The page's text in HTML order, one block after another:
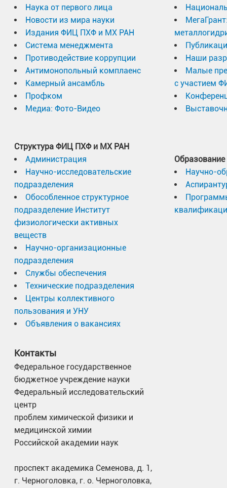
Наука от первого лица
Новости из мира науки
Издания ФИЦ ПХФ и МХ РАН
Система менеджмента
Противодействие коррупции
Антимонопольный комплаенс
Камерный ансамбль
Профком
Медиа: Фото-Видео
Структура ФИЦ ПХФ и МХ РАН
Администрация
Научно-исследовательские
подразделения
Обособленное структурное
подразделение Институт
физиологически активных
веществ
Научно-организационные
подразделения
Службы обеспечения
Технические подразделения
Центры коллективного
пользования и УНУ
Объявления о вакансиях
Наши
Малые
с участием
Образование
Научно-
Контакты
Федеральное государственное
бюджетное учреждение науки
Федеральный исследовательский
центр
проблем химической физики и
медицинской химии
Российской академии наук
проспект академика Семенова, д. 1,
г. Черноголовка, г. о. Черноголовка,